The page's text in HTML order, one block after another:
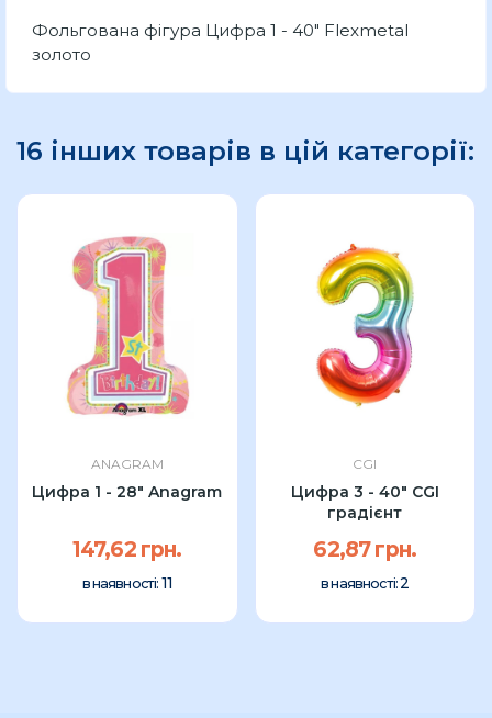
Фольгована фігура Цифра 1 - 40" Flexmetal
золото
16 інших товарів в цій категорії:
ANAGRAM
Цифра 1 - 28" Anagram
147,62 грн.
в наявності: 11
CGI
Цифра 3 - 40" CGI
градієнт
62,87 грн.
в наявності:2